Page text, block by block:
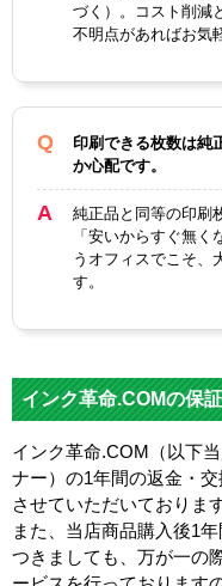
づく）。コスト削減
不明点があればお気
印刷できる枚数は純
か心配です。
純正品と同等の印刷
「安いからすぐ無
うオフィスでこそ、
す。
インク革命.COMの保
インク革命.COM（以下
ナー）の1年間の返金・
させていただいております
また、当店商品購入後1
つきましても、万が一の